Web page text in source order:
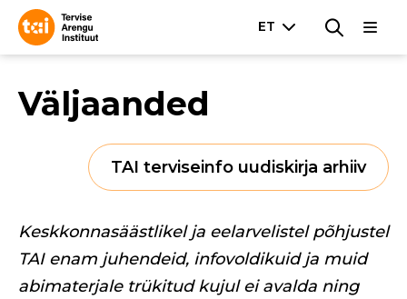
Väljaanded
TAI terviseinfo uudiskirja arhiiv
Keskkonnasäästlikel ja eelarvelistel põhjustel
TAI enam juhendeid, infovoldikuid ja muid
abimaterjale trükitud kujul ei avalda ning